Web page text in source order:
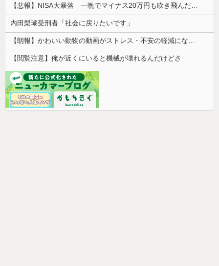
【悲報】NISA大暴落 一晩でマイナス20万円も吹き飛んだもよう
内田梨瑚受刑者「社会に戻りたいです」
【朗報】かわいい動物の動画がストレス・不安の軽減になる可能性。英大学の研究で実証
【閲覧注意】俺が近くにいると機械が壊れるんだけどさ